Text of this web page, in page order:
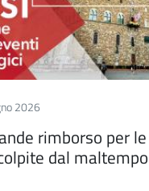
2026
rimborso per
dal